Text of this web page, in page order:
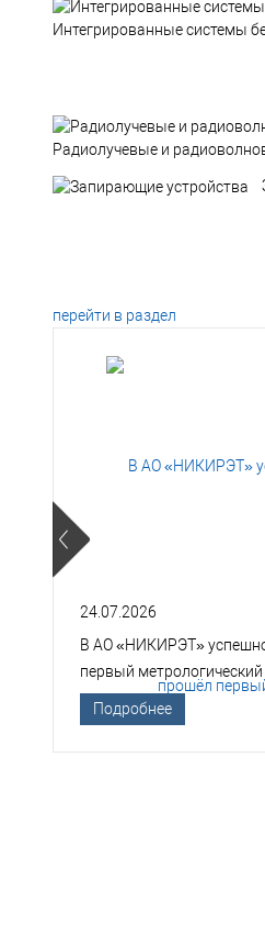
Интегрированные системы
Радиолучевые и
перейти в раздел
24.07.2026
В АО «НИКИРЭТ»
первый
Госкорпорации «Росатом»
Подробнее